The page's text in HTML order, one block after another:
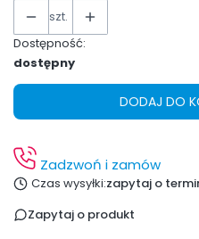
szt.
Dostępność:
dostępny
DODAJ DO
Zadzwoń i zamów
Czas wysyłki:zapytaj o
Zapytaj o produkt